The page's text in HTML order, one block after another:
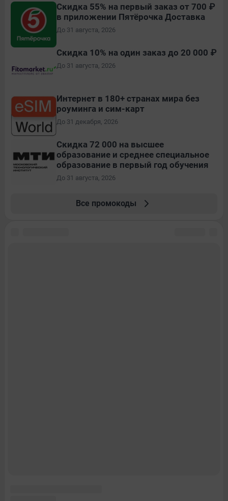
Скидка 55% на первый заказ от 700 ₽
в приложении Пятёрочка Доставка
До 31 августа, 2026
Скидка 10% на один заказ до 20 000 ₽
До 31 августа, 2026
Интернет в 180+ странах мира без
роуминга и сим-карт
До 31 декабря, 2026
Скидка 72 000 на высшее
образование и среднее специальное
образование в первый год обучения
До 31 августа, 2026
Все промокоды